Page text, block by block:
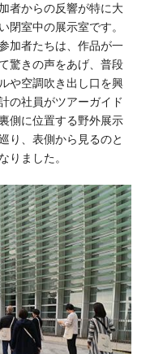
者からの反響が特に大
閉室中の展示室です。
加者たちは、作品が一
驚きの声をあげ、普段
や空調吹き出し口を興
の社員がツアーガイド
側に位置する野外展示
り、表側から見るのと
りました。